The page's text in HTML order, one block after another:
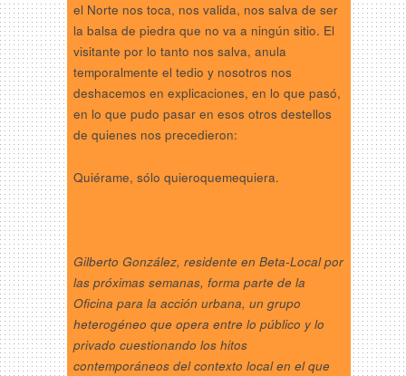
el Norte nos toca, nos valida, nos salva de ser
la balsa de piedra que no va a ningún sitio. El
visitante por lo tanto nos salva, anula
temporalmente el tedio y nosotros nos
deshacemos en explicaciones, en lo que pasó,
en lo que pudo pasar en esos otros destellos
de quienes nos precedieron:
Quiérame, sólo quieroquemequiera.
Gilberto González, residente en Beta-Local por
las próximas semanas, forma parte de la
Oficina para la acción urbana, un grupo
heterogéneo que opera entre lo público y lo
privado cuestionando los hitos
contemporáneos del contexto local en el que